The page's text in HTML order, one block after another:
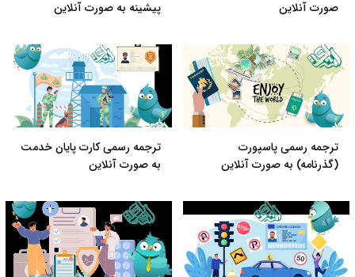
صورت آنلاین
پیشینه به صورت آنلاین
ترجمه رسمی پاسپورت
(گذرنامه) به صورت آنلاین
ترجمه رسمی کارت پایان خدمت
به صورت آنلاین